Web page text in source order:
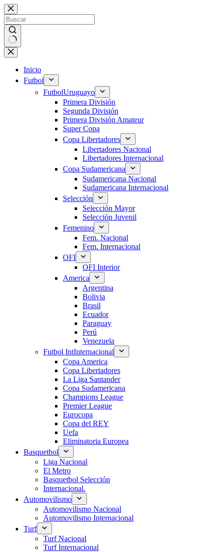
Saltar
al
contenido
Sin
resultados
Inicio
Futbol
FutbolUruguayo
Primera División
Segunda División
Primera División Amateur
Super Copa
Copa Libertadores
Libertadores Nacional
Libertadores Internacional
Copa Sudamericana
Sudamericana Nacional
Sudamericana Internacional
Selección
Selección Mayor
Selección Juvenil
Femenino
Fem. Nacional
Fem. Internacional
OFI
OFI Interior
America
Argentina
Bolivia
Brasil
Ecuador
Paraguay
Perú
Venezuela
Futbol IntInternacional
Copa America
Copa Libertadores
La Liga Santander
Copa Sudamericana
Champions League
Premier League
Eurocopa
Copa del REY
Uefa
Eliminatoria Europea
Basquetbol
Liga Nacional
El Metro
Basquetbol Selección
Internacional.
Automovilismo
Automovilismo Nacional
Automovilismo Internacional
Turf
Turf Nacional
Turf Internacional